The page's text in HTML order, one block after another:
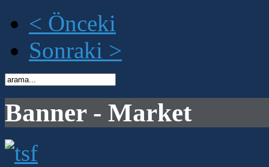
< Önceki
Sonraki >
Banner - Market